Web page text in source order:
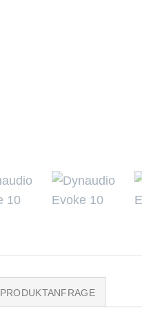
PRODUKTANFRAGE